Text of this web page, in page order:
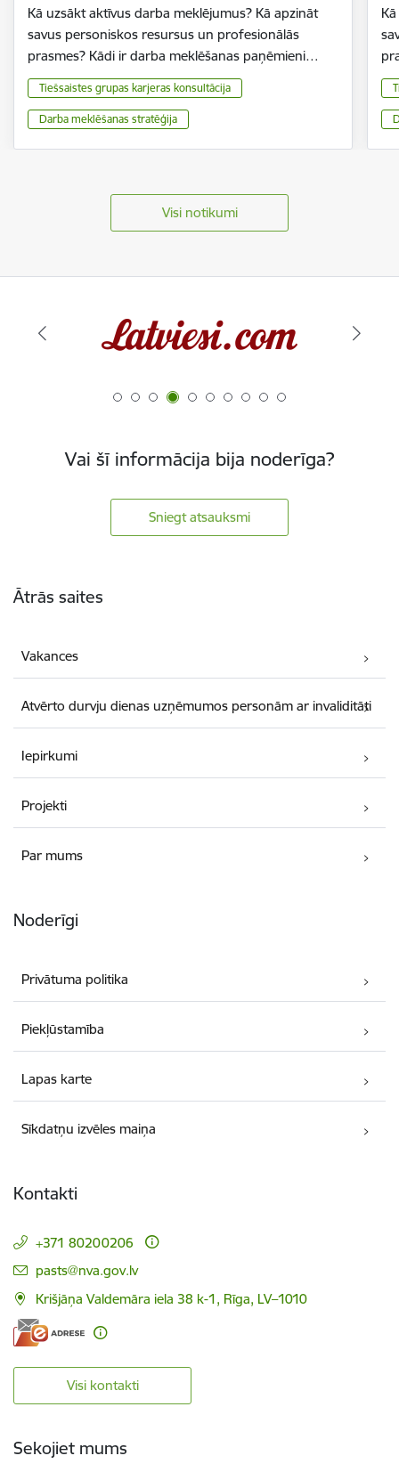
Kā uzsākt aktīvus darba meklējumus? Kā apzināt
savus personiskos resursus un profesionālās
prasmes? Kādi ir darba meklēšanas paņēmieni…
Tiešsaistes grupas karjeras konsultācija
Darba meklēšanas stratēģija
Visi notikumi
Vai šī informācija bija noderīga?
Sniegt atsauksmi
Ātrās saites
Vakances
Atvērto durvju dienas uzņēmumos personām ar invaliditāti
Iepirkumi
Projekti
Par mums
Noderīgi
Privātuma politika
Piekļūstamība
Lapas karte
Sīkdatņu izvēles maiņa
Kontakti
+371 80200206
E-pasts:
pasts@nva.gov.lv
Krišjāņa Valdemāra iela 38 k-1, Rīga, LV–1010
Visi kontakti
Sekojiet mums